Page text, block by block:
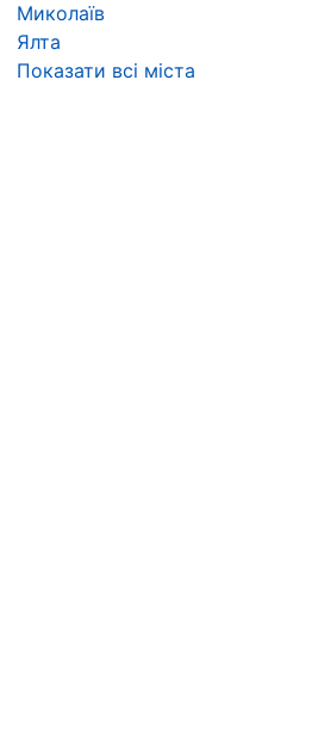
Миколаїв
Ялта
Показати всі міста